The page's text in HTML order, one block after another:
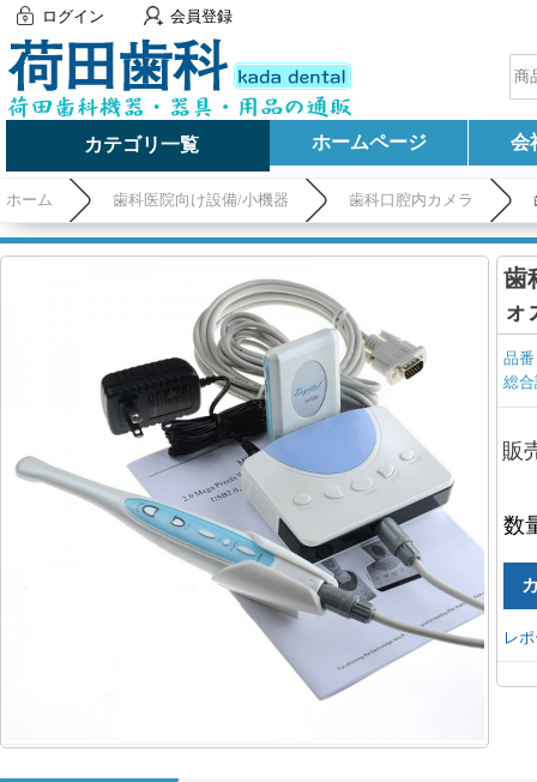
ログイン 会員登録
カテゴリ一覧 ホームページ 会
ホーム 歯科医院向け設備/小機器 歯科口腔内カメラ
歯
ォ
品
総
販
数
レ